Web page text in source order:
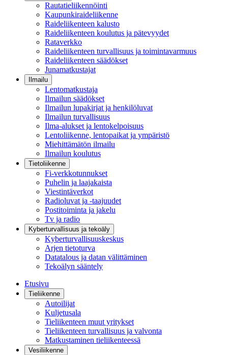
Rautatieliikennöinti
Kaupunkiraideliikenne
Raideliikenteen kalusto
Raideliikenteen koulutus ja pätevyydet
Rataverkko
Raideliikenteen turvallisuus ja toimintavarmuus
Raideliikenteen säädökset
Junamatkustajat
Ilmailu
Lentomatkustaja
Ilmailun säädökset
Ilmailun lupakirjat ja henkilöluvat
Ilmailun turvallisuus
Ilma-alukset ja lentokelpoisuus
Lentoliikenne, lentopaikat ja ympäristö
Miehittämätön ilmailu
Ilmailun koulutus
Tietoliikenne
Fi-verkkotunnukset
Puhelin ja laajakaista
Viestintäverkot
Radioluvat ja -taajuudet
Postitoiminta ja jakelu
Tv ja radio
Kyberturvallisuus ja tekoäly
Kyberturvallisuuskeskus
Arjen tietoturva
Datatalous ja datan välittäminen
Tekoälyn sääntely
Etusivu
Tieliikenne
Autoilijat
Kuljetusala
Tieliikenteen muut yritykset
Tieliikenteen turvallisuus ja valvonta
Matkustaminen tieliikenteessä
Vesiliikenne